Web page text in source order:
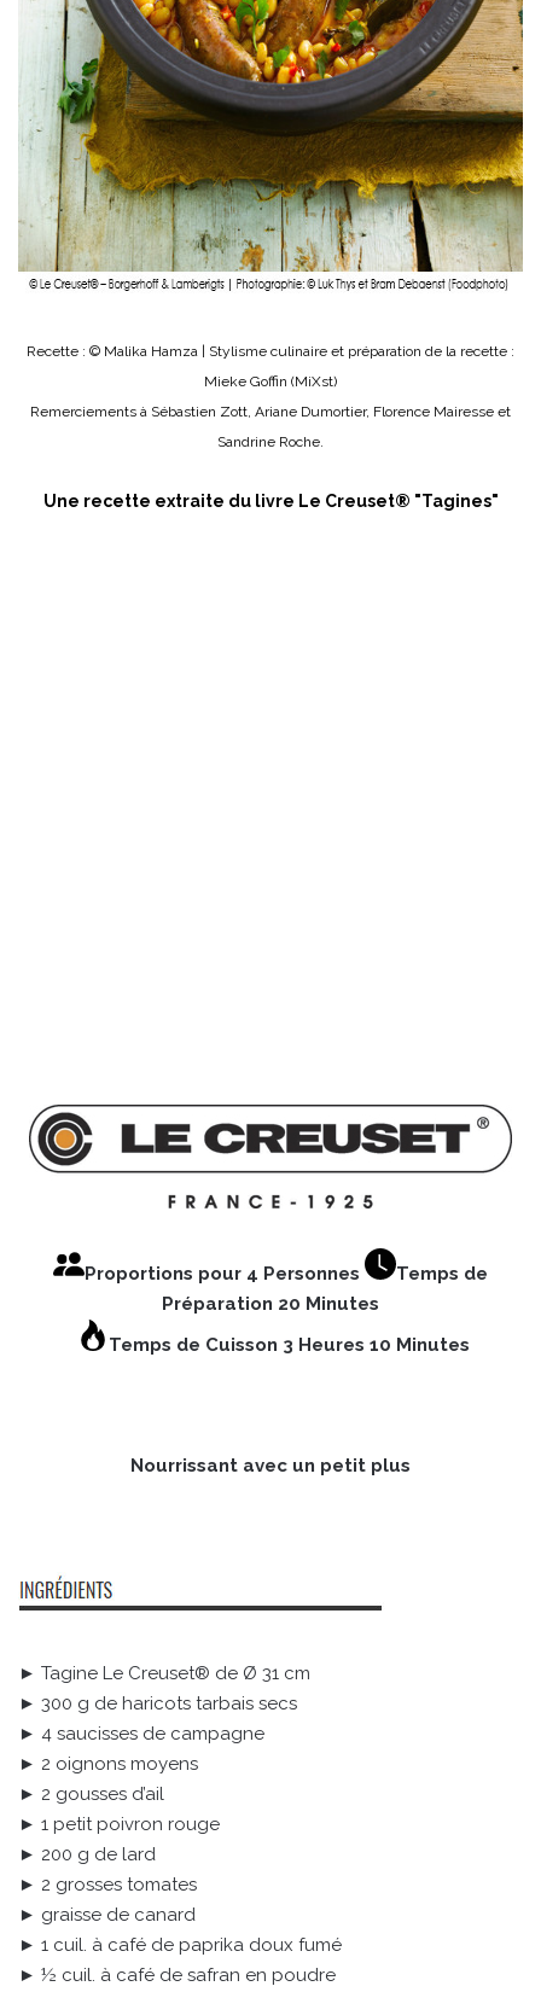
Recette : © Malika Hamza | Stylisme culinaire et préparation de la recette :
Mieke Goffin (MiXst)
Remerciements à Sébastien Zott, Ariane Dumortier, Florence Mairesse et
Sandrine Roche.
Une recette extraite du livre Le Creuset® "Tagines"
Proportions pour 4 Personnes
Temps de
Préparation 20 Minutes
Temps de Cuisson 3 Heures 10 Minutes
Nourrissant avec un petit plus
► Tagine Le Creuset® de Ø 31 cm
► 300 g de haricots tarbais secs
► 4 saucisses de campagne
► 2 oignons moyens
► 2 gousses d’ail
► 1 petit poivron rouge
► 200 g de lard
► 2 grosses tomates
► graisse de canard
► 1 cuil. à café de paprika doux fumé
► ½ cuil. à café de safran en poudre